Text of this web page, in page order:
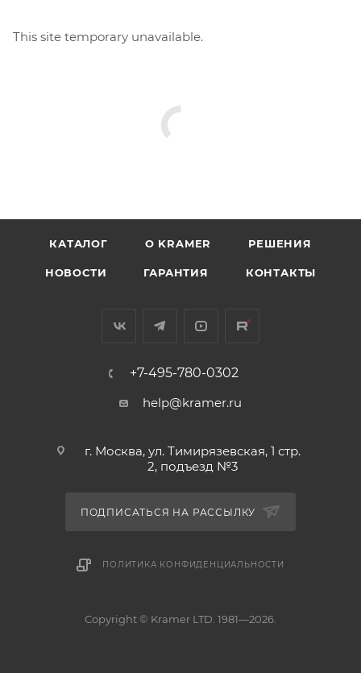
This site temporary unavailable.
КАТАЛОГ O KRAMER РЕШЕНИЯ
НОВОСТИ ГАРАНТИЯ КОНТАКТЫ
+7-495-780-0302
help@kramer.ru
г. Москва, ул. Тимирязевская, 1 стр.
2, подъезд №3
ПОДПИСАТЬСЯ НА РАССЫЛКУ
ПОЛИТИКА КОНФИДЕНЦИАЛЬНОСТИ
Copyright © Kramer LTD. 1981—2026.